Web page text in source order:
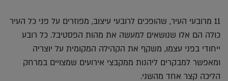
11 מרובעי העיר, שהופכים לרובעי עיצוב, מפוזרים על פני כל העיר
כולה הם אלו שנושאים למעשה את מהות הפסטיבל. כל רובע
ייחודי בפני עצמו, משקף את הקהילה המקומית על יוצריה
ומאפשר למבקרים ליהנות ממקבצי אירועים שמצויים במרחק
הליכה קצר אחד מהשני.